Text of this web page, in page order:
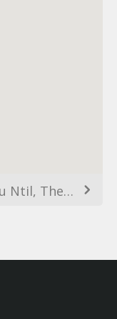
Vasileos Irakleiou 53 &, Karolou Ntil, Thessaloniki 546 23, Greece